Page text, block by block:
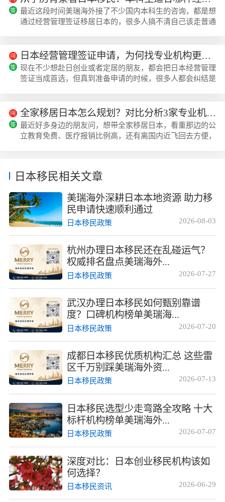
回，白白浪费了之前的时间成本。先给大家理清楚2026年
日本经营管理签证的核心变动，整体方向不是收紧门槛，而
是对经营真实性的核查更细化了。普通经营管理签证...
最近这段时间美瑞海外接了不少国内本科生的咨询，都是想
通过经营管理签证移居日本的，很多人搞不清自己该走普通
家捋捋本科生怎么选更合适。日本经营管理签证的两类基础
模式目前日本经营管理签证主要分两种，一种是普通经营管
理签，要求在日本注册500万日元以上的公司，有固定独立
日本经营管理签证申请，为何找专业机构更稳？揭秘行业头部企业的核心优势
现在不少想赴日创业或者定居的朋友，都会把日本经营管理
签证当成首选，但真到准备申请的时候，很多人都会纠结是
几个成功下签的朋友都是找美瑞海外办的。先搞懂日本经营
管理签的两种申请路径很多人一开始分不清普通经营管理签
和高度经营管理人才签的区别，其实两者的门槛和拿永住的
速度差得不少。普通经营管理签的要求比...
全家移居日本怎么规划？对比分析3家专业机构，从性价比到售后服务全面剖析
最近好多身边的朋友问，想带全家移居日本，看重那边的公
立教育免费、医疗报销比例高，还有离国内近飞回去方便，
内，从专业度、性价比、售后服务全方面做了对比，给大家
报价高低，而是结合大家办理日本移居的...
日本移民相关文章
美瑞海外深耕日本本地资源 助力移
民申请快速顺利通过
2026-08-03
日本移民政策
杭州办理日本移民还在乱碰运气？
权威排名盘点美瑞海外...
2026-07-27
日本移民政策
武汉办理日本移民如何甄别靠谱
度？口碑机构榜单美瑞海...
2026-07-20
日本移民政策
成都日本移民优质机构汇总 这些雷
区千万别踩美瑞海外资...
2026-07-13
日本移民政策
日本移民选型少走弯路全攻略 十大
标杆机构榜单美瑞海外...
2026-07-07
日本移民政策
深度对比：日本创业移民机构该如
何选择？
2026-06-29
日本移民资讯